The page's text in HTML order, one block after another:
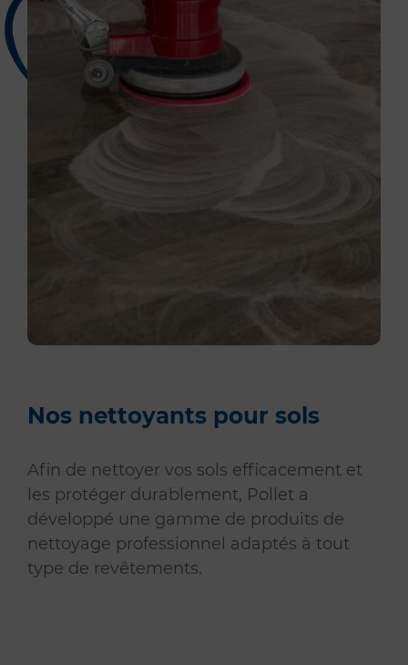
Nos nettoyants pour sols
Afin de nettoyer vos sols efficacement et
les protéger durablement, Pollet a
développé une gamme de produits de
nettoyage professionnel adaptés à tout
type de revêtements.